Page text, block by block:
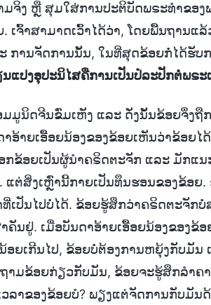
ງ ຫຼື ສຸມໃສ່ການປະຕິບັດພຣະທໍາຂອງພ
ເຈົ້າສາມາດເວົ້າໄດ້ວ່າ, ໂດຍພື້ນຖານແ
ການຈັດການນັ້ນ, ໃນທີ່ສຸດຂ້ອຍກໍ່ໄດ້ຮັບ
ແປງອຸປະນິໄສຄືການເປັນປໍລະປັກຕໍ່ພຣະ
ມູນິດຈີນຂົ່ມເຫັງ ແລະ ດັ່ງນັ້ນຂ້ອຍຈຶ່ງຖື
ອ້າຍເອື້ອຍນ້ອງຂອງຂ້ອຍເຫັນວ່າຂ້ອຍໄ
ກຂ້ອຍເປັນຜູ້ນໍາຄຣິດຕະຈັກ ແລະ ມັກແ
ຕ່ສິ່ງເຫຼົ່ານີ້ກາຍເປັນທຶນຮອນຂອງຂ້ອຍ.
ເປັນໄປບໍ່ໄດ້. ຂ້ອຍຮູ້ສຶກວ່າຄຣິດຕະຈັກ
ນຢູ່. ເມື່ອບັນດາອ້າຍເອື້ອຍນ້ອງຂອງຂ້
ອຍເກີນໄປ, ຂ້ອຍບໍ່ຕ້ອງການຫຍຸ້ງກັບມັນ
ມຂ້ອຍກ່ຽວກັບມັນ, ຂ້ອຍຈະຮູ້ສຶກລໍາຄາ
າຂອງຂ້ອຍບໍ? ພຽງແຕ່ຈັດການກັບມັນດ້